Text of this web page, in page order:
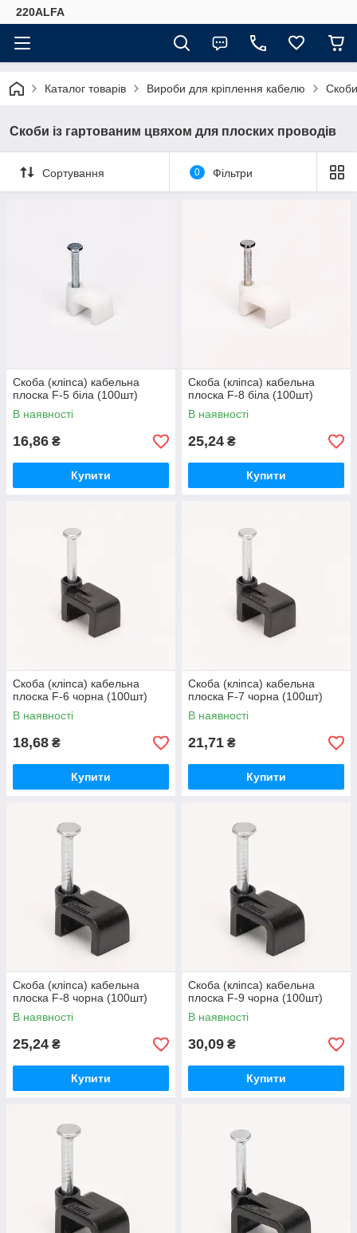
220ALFA
Каталог товарів Вироби для кріплення кабелю
Скоби із гартованим цвяхом для плоских проводів
Сортування 0 Фільтри
Скоба (кліпса) кабельна
плоска F-5 біла (100шт)
В наявності
16,86 ₴
Купити
Скоба (кліпса) кабельна
плоска F-8 біла (100шт)
В наявності
25,24 ₴
Купити
Скоба (кліпса) кабельна
плоска F-6 чорна (100шт)
В наявності
18,68 ₴
Купити
Скоба (кліпса) кабельна
плоска F-7 чорна (100шт)
В наявності
21,71 ₴
Купити
Скоба (кліпса) кабельна
плоска F-8 чорна (100шт)
В наявності
25,24 ₴
Купити
Скоба (кліпса) кабельна
плоска F-9 чорна (100шт)
В наявності
30,09 ₴
Купити